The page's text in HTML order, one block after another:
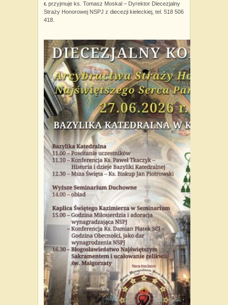
r. przyjmuje ks. Tomasz Moskal – Dyrektor Diecezjalny
Straży Honorowej NSPJ z diecezji kieleckiej, tel. 518 506
418.